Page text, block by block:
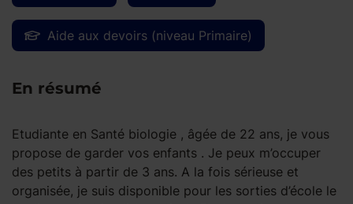
Aide aux devoirs (niveau Primaire)
En résumé
Etudiante en Santé biologie , âgée de 22 ans, je vous
propose de garder vos enfants . Je peux m’occuper
des petits à partir de 3 ans. A la fois sérieuse et
organisée, je suis disponible pour les sorties d’école le